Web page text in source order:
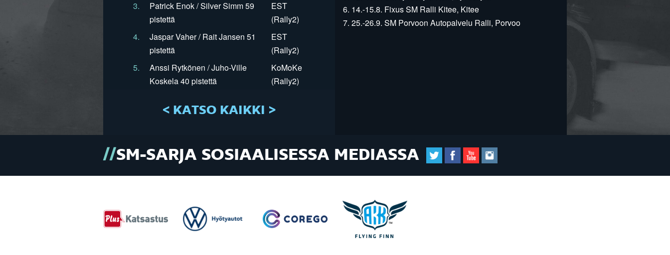
3.
Patrick Enok / Silver Simm 59
pistettä
EST
(Rally2)
4.
Jaspar Vaher / Rait Jansen 51
pistettä
EST
(Rally2)
5.
Anssi Rytkönen / Juho-Ville
Koskela 40 pistettä
KoMoKe
(Rally2)
< KATSO KAIKKI >
6. 14.-15.8. Fixus SM Ralli Kitee, Kitee
7. 25.-26.9. SM Porvoon Autopalvelu Ralli, Porvoo
SM-SARJA SOSIAALISESSA MEDIASSA